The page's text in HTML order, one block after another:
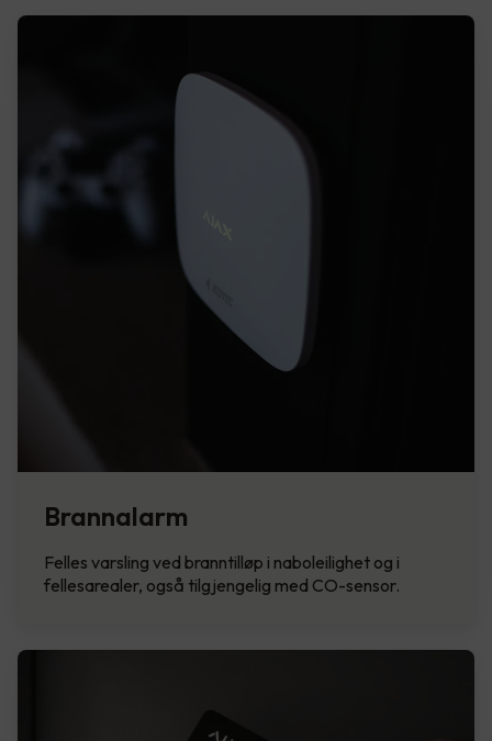
Brannalarm
Felles varsling ved branntilløp i naboleilighet og i
fellesarealer, også tilgjengelig med CO-sensor.